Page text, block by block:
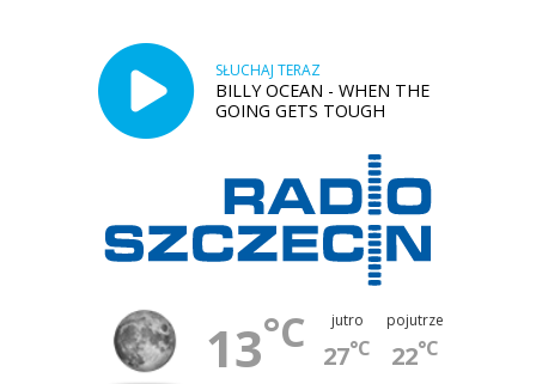
SŁUCHAJ TERAZ
BILLY OCEAN - WHEN THE
GOING GETS TOUGH
13°C jutro
27°C
pojutrze
22°C